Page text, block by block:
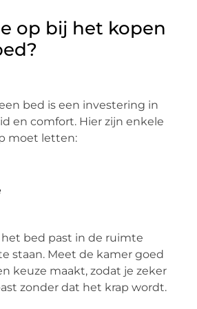
op bij het kopen
bed is een investering in
en comfort. Hier zijn enkele
moet letten:
bed past in de ruimte
staan. Meet de kamer goed
keuze maakt, zodat je zeker
zonder dat het krap wordt.